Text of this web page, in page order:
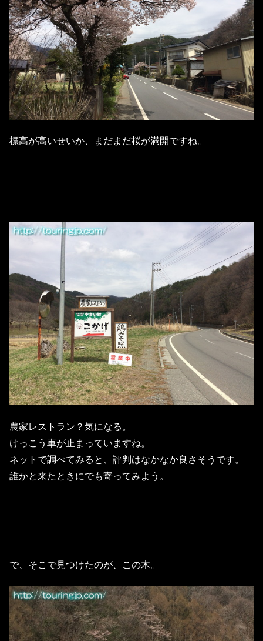
標高が高いせいか、まだまだ桜が満開ですね。
農家レストラン？気になる。
けっこう車が止まっていますね。
ネットで調べてみると、評判はなかなか良さそうです。
誰かと来たときにでも寄ってみよう。
で、そこで見つけたのが、この木。